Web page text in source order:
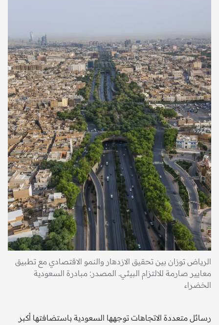
الرياض توزان بين تحقيق الازدهار والنمو الاقتصادي مع تطبيق
معايير صارمة للالتزام البيئي. المصدر: مبادرة السعودية
الخضراء
رسائل متعددة الاتجاهات توجهها السعودية باستضافتها أكبر